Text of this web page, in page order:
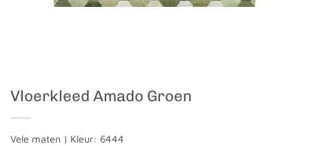
Vloerkleed Amado Groen
Vele maten | Kleur: 6444